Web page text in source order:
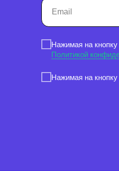
Нажимая на
Политикой
Нажимая на